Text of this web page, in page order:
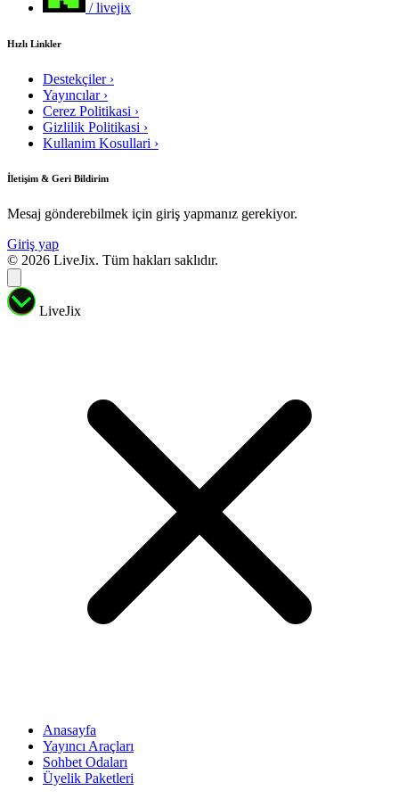
/ livejix
Hızlı Linkler
Destekçiler ›
Yayıncılar ›
Cerez Politikasi ›
Gizlilik Politikasi ›
Kullanim Kosullari ›
İletişim & Geri Bildirim
Mesaj gönderebilmek için giriş yapmanız gerekiyor.
Giriş yap
© 2026 LiveJix. Tüm hakları saklıdır.
LiveJix
Anasayfa
Yayıncı Araçları
Sohbet Odaları
Üyelik Paketleri